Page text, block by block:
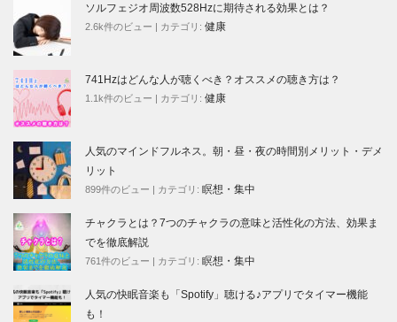
ソルフェジオ周波数528Hzに期待される効果とは？
2.6k件のビュー カテゴリ: 健康
741Hzはどんな人が聴くべき？オススメの聴き方は？
1.1k件のビュー カテゴリ: 健康
人気のマインドフルネス。朝・昼・夜の時間別メリット・デメ
リット
899件のビュー カテゴリ: 瞑想・集中
チャクラとは？7つのチャクラの意味と活性化の方法、効果ま
でを徹底解説
761件のビュー カテゴリ: 瞑想・集中
人気の快眠音楽も「Spotify」聴ける♪アプリでタイマー機能
も！